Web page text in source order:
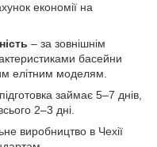
економії на
– за зовнішнім
басейни
елітним моделям.
займає 5–7 днів,
2–3 дні.
виробництво в Чехії